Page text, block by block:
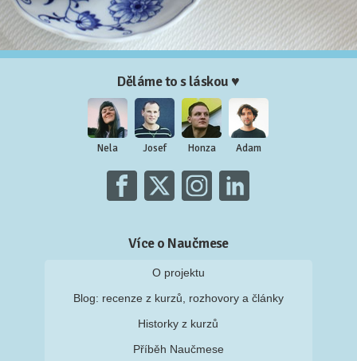
Děláme to s láskou ♥
Nela Josef Honza Adam
Více o Naučmese
O projektu
Blog: recenze z kurzů, rozhovory a články
Historky z kurzů
Příběh Naučmese